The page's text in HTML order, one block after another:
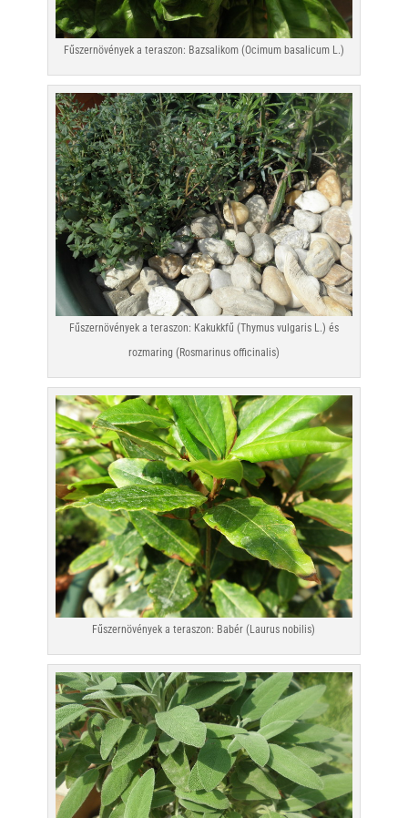
Fűszernövények a teraszon: Bazsalikom (Ocimum basalicum L.)
Fűszernövények a teraszon: Kakukkfű (Thymus vulgaris L.) és
rozmaring (Rosmarinus officinalis)
Fűszernövények a teraszon: Babér (Laurus nobilis)